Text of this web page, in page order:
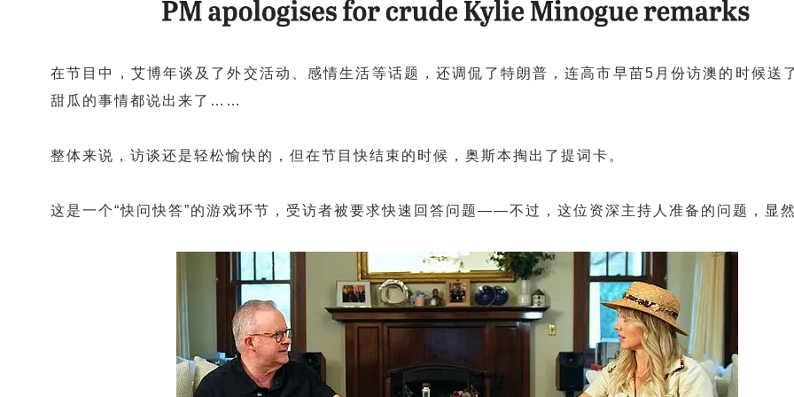
在节目中，艾博年谈及了外交活动、感情生活等话题，还调侃了特朗普，连高市早苗5月份访澳的时候送
甜瓜的事情都说出来了……
整体来说，访谈还是轻松愉快的，但在节目快结束的时候，奥斯本掏出了提词卡。
这是一个“快问快答”的游戏环节，受访者被要求快速回答问题——不过，这位资深主持人准备的问题，显